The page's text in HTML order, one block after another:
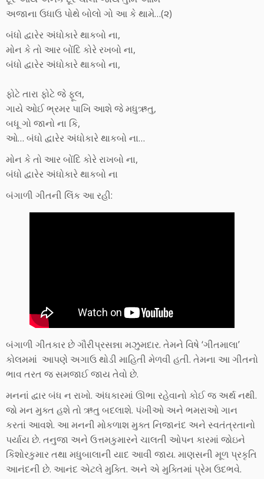
અજાના ઉધાઉ પોથે બોલો ગો આ કે થામે…(૨)
બંધો દ્વારેર અંધોકારે થાકબો ના,
મોન કે તો આર બોંદિ કોરે રખબો ના,
બંધો દ્વારેર અંધોકારે થાકબો ના,
ફોટે તારા ફોટે જે ફૂલ,
ગાયે ઓઈ ભ્રમર પાખિ આશે જે મધુઋતુ,
બધૂ ગો જાનો ના કિ,
ઓ… બંધો દ્વારેર અંધોકારે થાકબો ના…
મોન કે તો આર બોંદિ કોરે રાખબો ના,
બંધો દ્વારેર અંધોકારે થાકબો ના
બંગાળી ગીતની લિંક આ રહી:
બંગાળી ગીતકાર છે ગૌરીપ્રસન્ના મઝુમદાર. તેમને વિષે ‘ગીતમાલા’
કોલમમાં આપણે અગાઉ થોડી માહિતી મેળવી હતી. તેમના આ ગીતનો
ભાવ તરત જ સમજાઈ જાય તેવો છે.
મનનાં દ્વાર બંધ ન રાખો. અંધકારમાં ઊભા રહેવાનો કોઈ જ અર્થ નથી.
જો મન મુક્ત હશે તો ઋતુ બદલાશે. પંખીઓ અને ભમરાઓ ગાન
કરતાં આવશે. આ મનની મોકળાશ મુક્ત નિજાનંદ અને સ્વતંત્રતાનો
પર્યાય છે. તનુજા અને ઉત્તમકુમારને ચાલતી ઓપન કારમાં જોઇને
કિશોરકુમાર તથા મધુબાલાની યાદ આવી જાય. માણસની મૂળ પ્રકૃતિ
આનંદની છે. આનંદ એટલે મુક્તિ. અને એ મુક્તિમાં પ્રેમ ઉદભવે.